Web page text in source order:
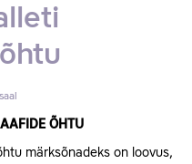
ÕHTU
märksõnadeks on loovus,